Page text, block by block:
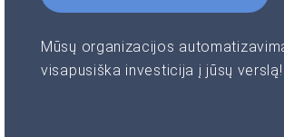
Mūsų organizacijos
visapusiška investicija į jūsų verslą!